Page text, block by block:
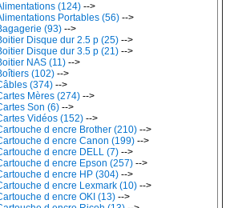
(124) -->
Portables (56) -->
(93) -->
Disque dur 2.5 p (25) -->
Disque dur 3.5 p (21) -->
NAS (11) -->
(102) -->
(374) -->
Mères (274) -->
Son (6) -->
Vidéos (152) -->
d encre Brother (210) -->
d encre Canon (199) -->
d encre DELL (7) -->
d encre Epson (257) -->
d encre HP (304) -->
d encre Lexmark (10) -->
d encre OKI (13) -->